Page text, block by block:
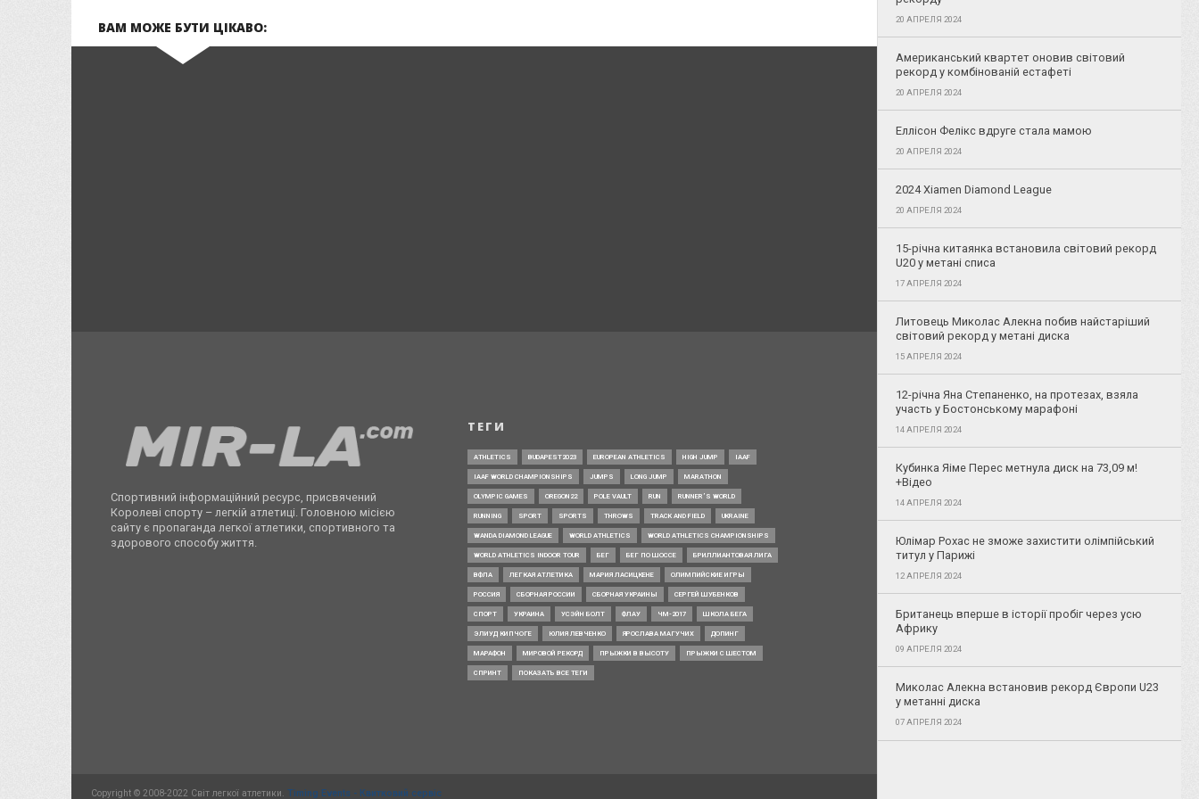
ВАМ МОЖЕ БУТИ ЦІКАВО: 20 АПРЕЛЯ 2024
Американський квартет оновив світовий
рекорд у комбінованій естафеті
20 АПРЕЛЯ 2024
Еллісон Фелікс вдруге стала мамою
20 АПРЕЛЯ 2024
2024 Xiamen Diamond League
20 АПРЕЛЯ 2024
15-річна китаянка встановила світовий рекорд
U20 у метані списа
17 АПРЕЛЯ 2024
Литовець Миколас Алекна побив найстаріший
світовий рекорд у метані диска
15 АПРЕЛЯ 2024
12-річна Яна Степаненко, на протезах, взяла
участь у Бостонському марафоні
14 АПРЕЛЯ 2024
Кубинка Яіме Перес метнула диск на 73,09 м!
+Відео
14 АПРЕЛЯ 2024
Юлімар Рохас не зможе захистити олімпійський
титул у Парижі
12 АПРЕЛЯ 2024
Британець вперше в історії пробіг через усю
Африку
09 АПРЕЛЯ 2024
Миколас Алекна встановив рекорд Європи U23
у метанні диска
07 АПРЕЛЯ 2024
Спортивний інформаційний ресурс, присвячений
Королеві спорту – легкій атлетиці. Головною місією
сайту є пропаганда легкої атлетики, спортивного та
здорового способу життя.
ТЕГИ
ATHLETICS BUDAPEST2023 EUROPEAN ATHLETICS HIGH JUMP IAAF
IAAF WORLD CHAMPIONSHIPS JUMPS LONG JUMP MARATHON
OLYMPIC GAMES OREGON22 POLE VAULT RUN RUNNER’S WORLD
RUNNING SPORT SPORTS THROWS TRACK AND FIELD UKRAINE
WANDA DIAMOND LEAGUE WORLD ATHLETICS WORLD ATHLETICS CHAMPIONSHIPS
WORLD ATHLETICS INDOOR TOUR БЕГ БЕГ ПО ШОССЕ БРИЛЛИАНТОВАЯ ЛИГА
ВФЛА ЛЕГКАЯ АТЛЕТИКА МАРИЯ ЛАСИЦКЕНЕ ОЛИМПИЙСКИЕ ИГРЫ
РОССИЯ СБОРНАЯ РОССИИ СБОРНАЯ УКРАИНЫ СЕРГЕЙ ШУБЕНКОВ
СПОРТ УКРАИНА УСЭЙН БОЛТ ФЛАУ ЧМ-2017 ШКОЛА БЕГА
ЭЛИУД КИПЧОГЕ ЮЛИЯ ЛЕВЧЕНКО ЯРОСЛАВА МАГУЧИХ ДОПИНГ
МАРАФОН МИРОВОЙ РЕКОРД ПРЫЖКИ В ВЫСОТУ ПРЫЖКИ С ШЕСТОМ
СПРИНТ ПОКАЗАТЬ ВСЕ ТЕГИ
Copyright © 2008-2022 Світ легкої атлетики.Timing Events - Квитковий сервіс